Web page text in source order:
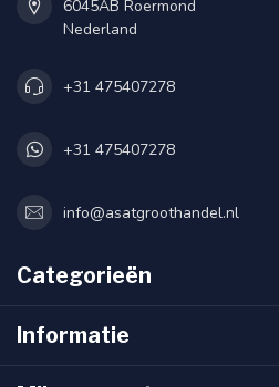
6045AB Roermond
Nederland
+31 475407278
+31 475407278
info@asatgroothandel.nl
Categorieën
Informatie